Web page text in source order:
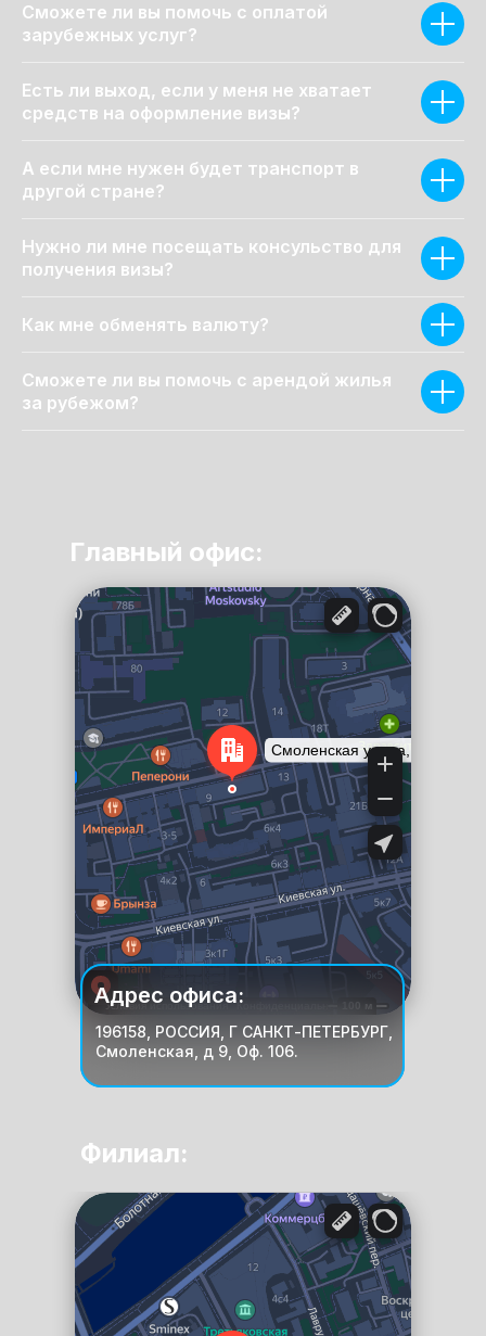
Сможете ли вы помочь с оплатой
зарубежных услуг?
Есть ли выход, если у меня не хватает
средств на оформление визы?
А если мне нужен будет транспорт в
другой стране?
Нужно ли мне посещать консульство для
получения визы?
Как мне обменять валюту?
Сможете ли вы помочь с арендой жилья
за рубежом?
Санкт‑Петербург
Смоленская улица, 9 — Яндекс Карты
Главный офис:
Филиал:
Адрес офиса:
196158, РОССИЯ, Г САНКТ-ПЕТЕРБУРГ,
Смоленская, д 9, Оф. 106.
Москва
Яндекс Карты